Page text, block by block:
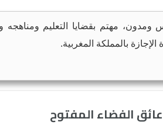
ومدون، مهتم بقضايا التعليم
الإجازة بالمملكة المغربية.
الفضاء المفتوح